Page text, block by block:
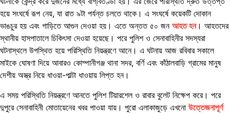
হয়ে সংঘর্ষে রূপ নেয়, যা রাত ৯টা পর্যন্ত চলতে থাকে। এ সংঘর্ষে কয়েকটি দোকান
ভাঙচুর হয় এবং গাড়িতে আগুন দেওয়া হয়। এতে অন্তত ৫০ জন আহত হন। আহতদের
স্থানীয় হাসপাতালে চিকিৎসা দেওয়া হয়েছে। পরে পুলিশ ও সেনাবাহিনীর সদস্যরা
ঘটনাস্থলে উপস্থিত হয়ে পরিস্থিতি নিয়ন্ত্রণে আনে। এ ঘটনায় আজ রবিবার সকালে
মাইকে ঘোষণা দিয়ে আবারও কোম্পানীগঞ্জ থানা সদর, বর্ণি এবং কাঁঠালবাড়ি গ্রামের মানুষ
দেশীয় অস্ত্র নিয়ে ধাওয়া-পাল্টা ধাওয়ায় লিপ্ত হন।
এ সময় পরিস্থিতি নিয়ন্ত্রণে আনতে পুলিশ টিয়ারশেল ও রাবার বুলেট নিক্ষেপ করে। পরে
দুপুরে সেনাবাহিনী মোতায়েনের খবর পাওয়া যায়। পুরো এলাকাজুড়ে এখনো উত্তেজনাপূর্ণ